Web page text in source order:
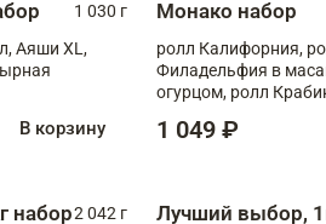
1 030 г
Аяши XL,
В корзину
Монако набор
ролл Калифорния,
Филадельфия в
огурцом, ролл
1 049 ₽
набор2 042 г
Лучший выбор,